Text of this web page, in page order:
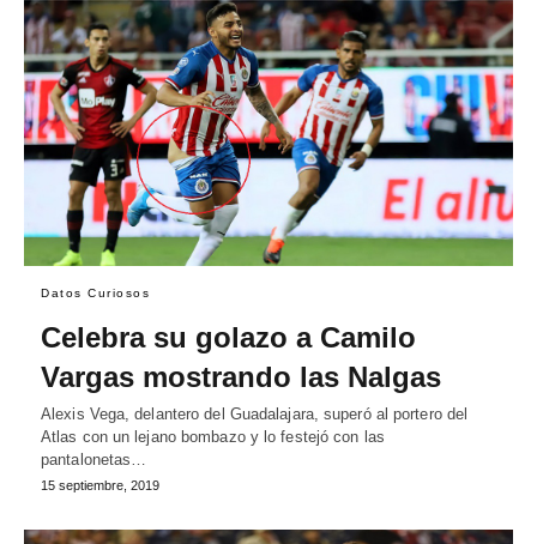
Datos Curiosos
Celebra su golazo a Camilo
Vargas mostrando las Nalgas
Alexis Vega, delantero del Guadalajara, superó al portero del
Atlas con un lejano bombazo y lo festejó con las
pantalonetas…
15 septiembre, 2019